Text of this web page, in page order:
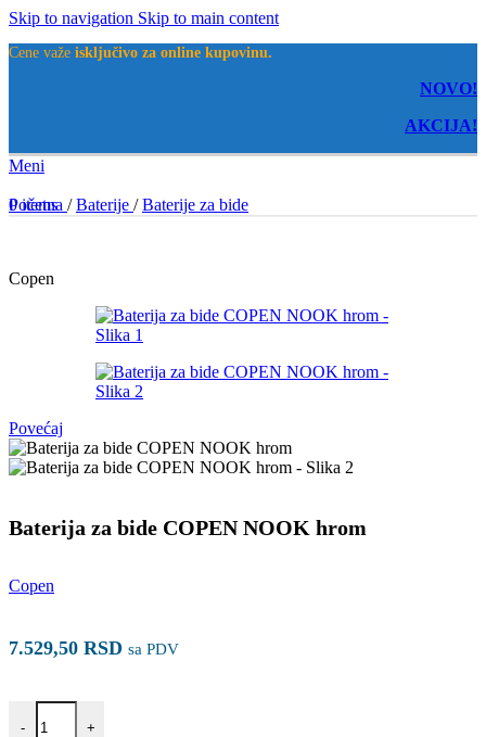
Skip to navigation Skip to main content
Cene važe isključivo za online kupovinu.
NOVO!
AKCIJA!
Meni
0items
Početna / Baterije / Baterije za bide
Copen
Povećaj
Baterija za bide COPEN NOOK hrom
Copen
7.529,50 RSD sa PDV
-
Baterija za bide COPEN NOOK hrom količina
+